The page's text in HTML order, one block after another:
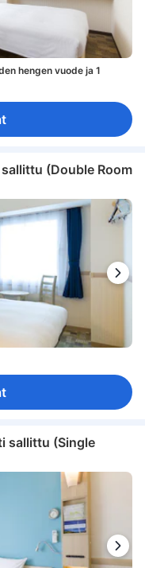
hengen vuode ja 1
(Double Room
sallittu (Single